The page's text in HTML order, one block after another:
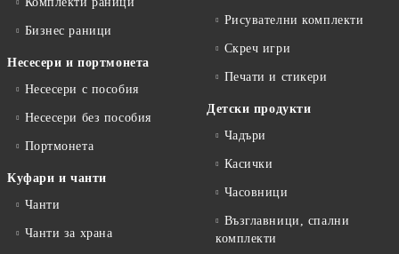
Бизнес раници
Несесери и портмонета
Несесери с пособия
Несесери без пособия
Портмонета
Куфари и чанти
Чанти
Чанти за храна
Рисувателни комплекти
Скреч игри
Печати и стикери
Детски продукти
Чадъри
Касички
Часовници
Възглавници, спални
комплекти